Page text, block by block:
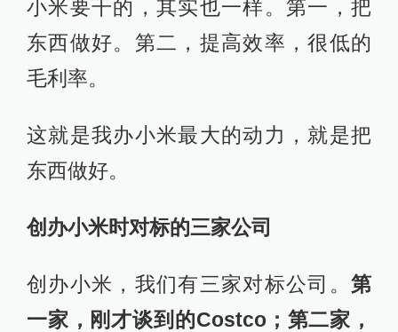
小米要干的，其实也一样。第一，把
东西做好。第二，提高效率，很低的
毛利率。
这就是我办小米最大的动力，就是把
东西做好。
创办小米时对标的三家公司
创办小米，我们有三家对标公司。第
一家，刚才谈到的Costco；第二家，